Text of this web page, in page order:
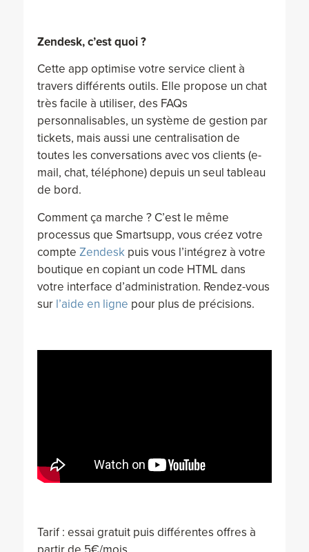
Zendesk, c’est quoi ?
Cette app optimise votre service client à
travers différents outils. Elle propose un chat
très facile à utiliser, des FAQs
personnalisables, un système de gestion par
tickets, mais aussi une centralisation de
toutes les conversations avec vos clients (e-
mail, chat, téléphone) depuis un seul tableau
de bord.
Comment ça marche ? C’est le même
processus que Smartsupp, vous créez votre
compte Zendeskpuis vous l’intégrez à votre
boutique en copiant un code HTML dans
votre interface d’administration. Rendez-vous
sur l’aide en ligne pour plus de précisions.
Tarif : essai gratuit puis différentes offres à